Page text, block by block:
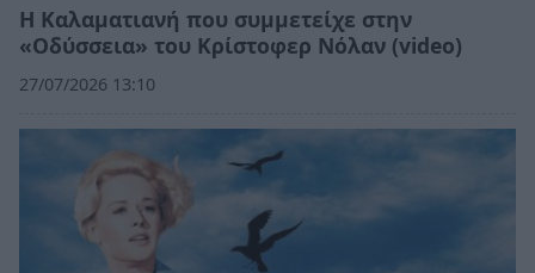
Η Καλαματιανή που συμμετείχε στην
«Οδύσσεια» του Κρίστοφερ Νόλαν (video)
27/07/2026 13:10